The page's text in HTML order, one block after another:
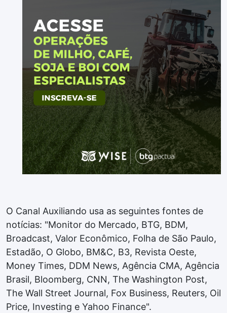
O Canal Auxiliando usa as seguintes fontes de
notícias: "Monitor do Mercado, BTG, BDM,
Broadcast, Valor Econômico, Folha de São Paulo,
Estadão, O Globo, BM&C, B3, Revista Oeste,
Money Times, DDM News, Agência CMA, Agência
Brasil, Bloomberg, CNN, The Washington Post,
The Wall Street Journal, Fox Business, Reuters, Oil
Price, Investing e Yahoo Finance".